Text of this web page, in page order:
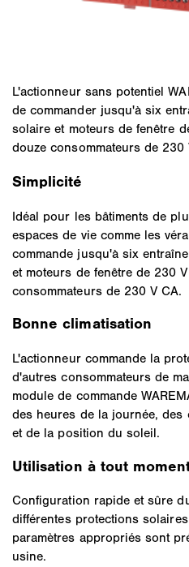
L'actionneur sans potentiel
de commander jusqu'à six
solaire et moteurs de fenêtre
douze consommateurs de 230
Simplicité
Idéal pour les bâtiments de
espaces de vie comme les
commande jusqu'à six
et moteurs de fenêtre de 230
consommateurs de 230 V CA.
Bonne climatisation
L'actionneur commande la
d'autres consommateurs de
module de commande
des heures de la journée,
et de la position du soleil.
Utilisation à tout
Configuration rapide et sûre
différentes protections
paramètres appropriés sont
usine.